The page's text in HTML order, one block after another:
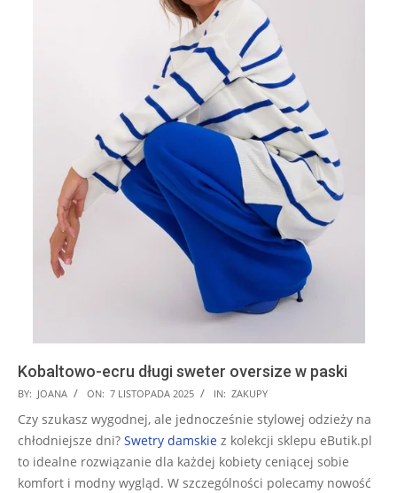
Kobaltowo-ecru długi sweter oversize w paski
2025-
11-
07
BY: JOANA ON: 7 LISTOPADA 2025 IN: ZAKUPY
Czy szukasz wygodnej, ale jednocześnie stylowej odzieży na
chłodniejsze dni? Swetry damskie z kolekcji sklepu eButik.pl
to idealne rozwiązanie dla każdej kobiety ceniącej sobie
komfort i modny wygląd. W szczególności polecamy nowość